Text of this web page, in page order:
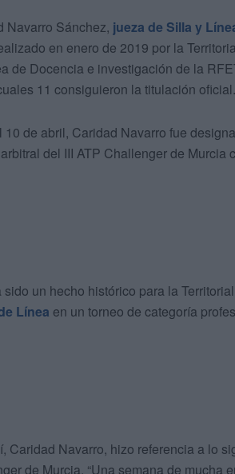
Navarro Sánchez, jueza de Silla y
en enero de 2019 por la
de Docencia e investigación de la
11 consiguieron la titulación oficial.
10 de abril, Caridad Navarro fue
del III ATP Challenger de Murcia
sido un hecho histórico para la
Línea en un torneo de categoría
Caridad Navarro, hizo referencia a lo
de Murcia. “Una semana de mucha